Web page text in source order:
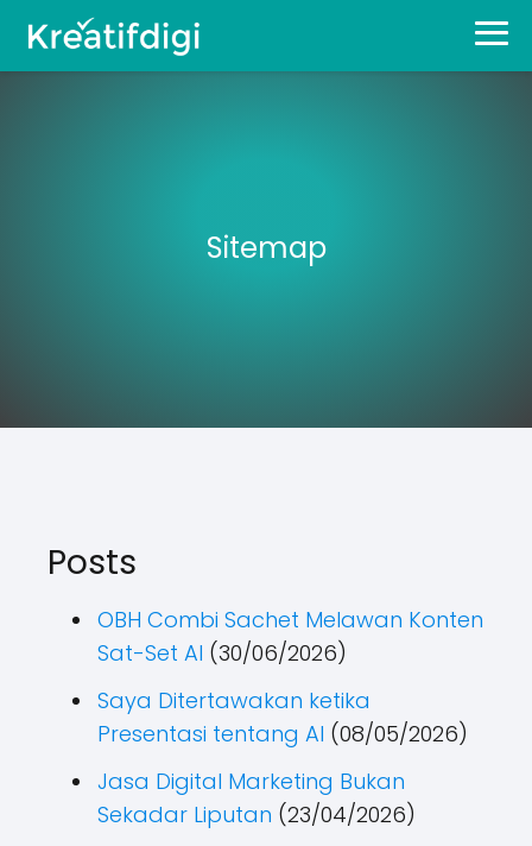
Sitemap
Posts
OBH Combi Sachet Melawan Konten
Sat-Set AI (30/06/2026)
Saya Ditertawakan ketika
Presentasi tentang AI (08/05/2026)
Jasa Digital Marketing Bukan
Sekadar Liputan (23/04/2026)